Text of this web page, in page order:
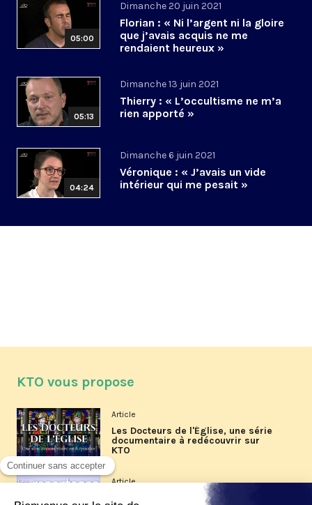
05:00
Dimanche 20 juin 2021
Florian : « Ni l’argent ni la gloire
que j’avais acquis ne me
rendaient heureux »
05:13
Dimanche 13 juin 2021
Thierry : « L’occultisme ne m’a
rien apporté »
04:24
Dimanche 6 juin 2021
Véronique : « J’avais un vide
intérieur qui me pesait »
KTO vous propose
Article
Les Docteurs de l'Église, une série
documentaire à redécouvrir sur
KTO
Article
Les reportages d'été 2026 de KTO